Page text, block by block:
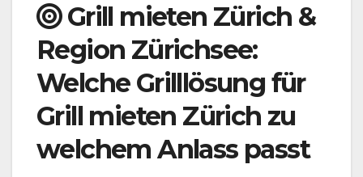
Grill mieten Zürich &
Region Zürichsee:
Welche Grilllösung für
Grill mieten Zürich zu
welchem Anlass passt